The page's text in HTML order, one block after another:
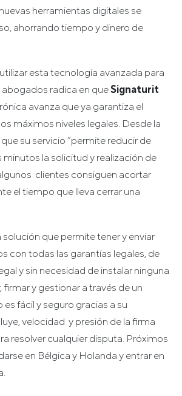
herramientas digitales se
ahorrando tiempo y dinero de
esta tecnología avanzada para
radica en queSignaturit
avanza que ya garantiza el
máximos niveles legales. Desde la
su servicio “permite reducir de
minutos la solicitud y realización de
clientes consiguen acortar
el tiempo que lleva cerrar una
solución que permite tener y enviar
con todas las garantías legales, de
y sin necesidad de instalar ninguna
firmar y gestionar a través de un
fácil y seguro gracias a su
velocidad y presión de la firma
resolver cualquier disputa. Próximos
en Bélgica y Holanda y entrar en